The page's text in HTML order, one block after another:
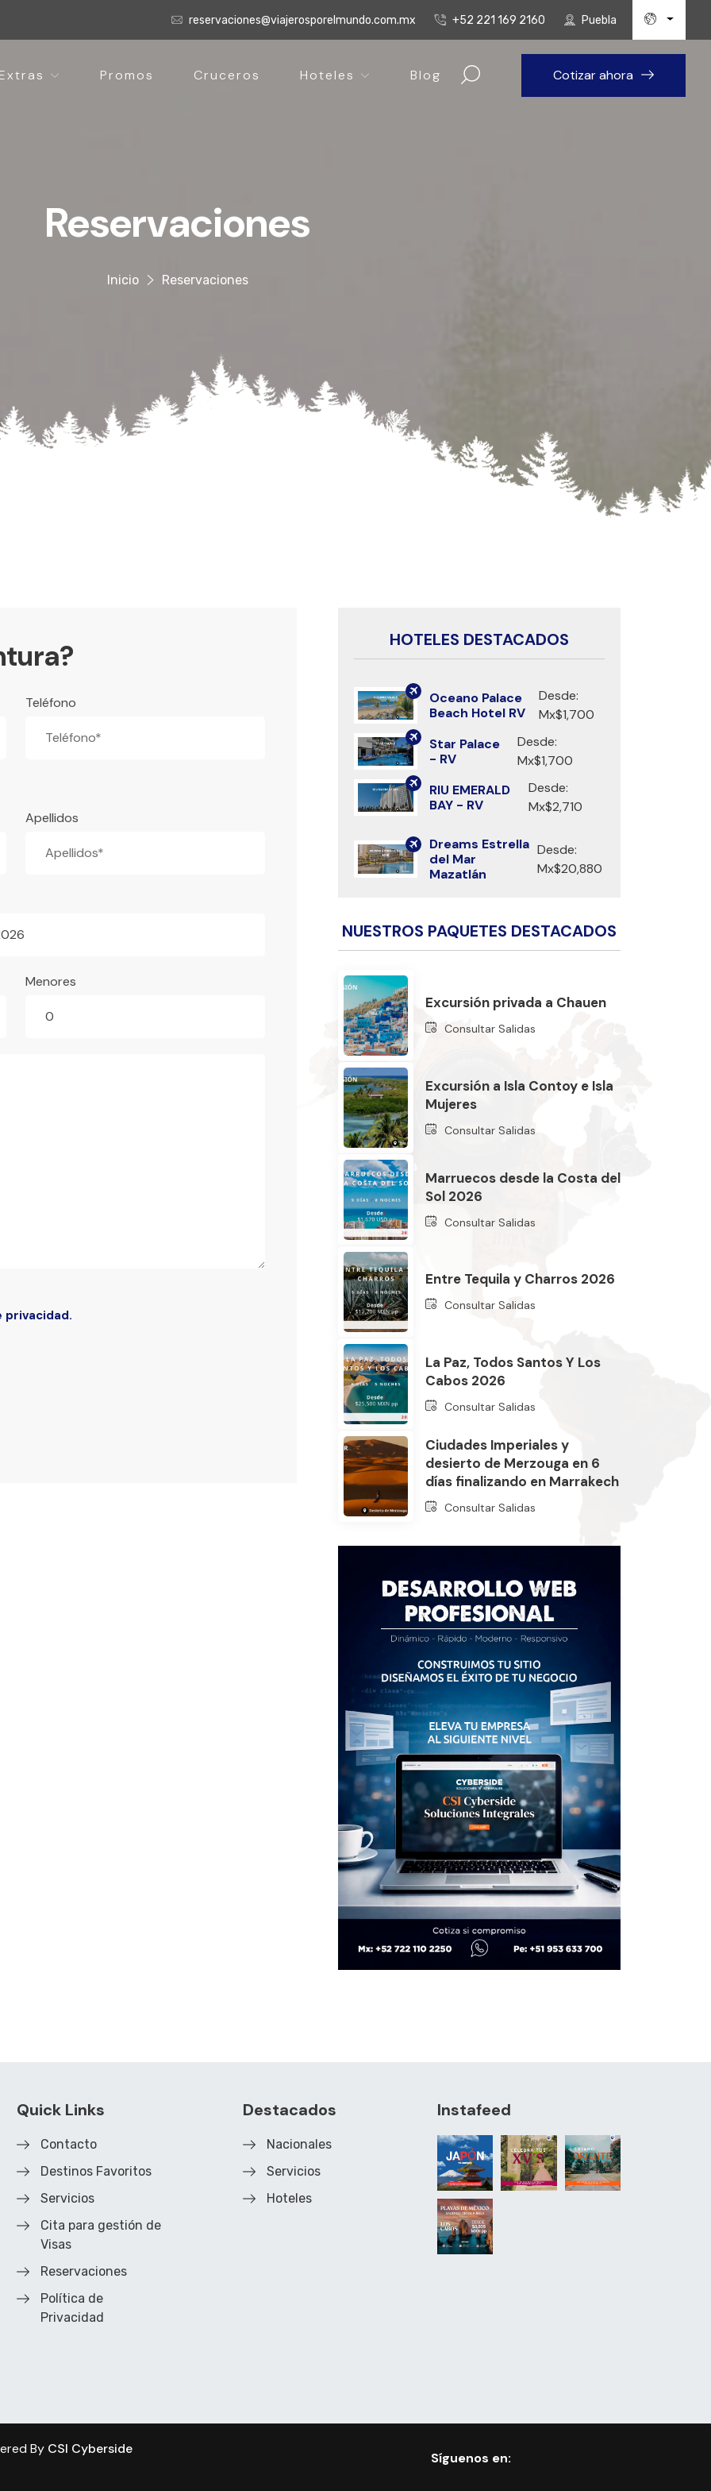
reservaciones@viajerosporelmundo.com.mx +52 221 169 2160 Puebla
Buscar
Extras Promos Cruceros Hoteles Blog Cotizar ahora
Reservaciones
Inicio Reservaciones
Teléfono
Apellidos
Menores
privacidad.
HOTELES DESTACADOS
Oceano Palace
Beach Hotel RV
Desde:
Mx$1,700
Star Palace
- RV
Desde:
Mx$1,700
RIU EMERALD
BAY - RV
Desde:
Mx$2,710
Dreams Estrella
del Mar
Mazatlán
Desde:
Mx$20,880
NUESTROS PAQUETES DESTACADOS
Excursión privada a Chauen
Consultar Salidas
Excursión a Isla Contoy e Isla
Mujeres
Consultar Salidas
Marruecos desde la Costa del
Sol 2026
Consultar Salidas
Entre Tequila y Charros 2026
Consultar Salidas
La Paz, Todos Santos Y Los
Cabos 2026
Consultar Salidas
Ciudades Imperiales y
desierto de Merzouga en 6
días finalizando en Marrakech
Consultar Salidas
Quick Links
Contacto
Destinos Favoritos
Servicios
Cita para gestión de
Visas
Reservaciones
Política de
Privacidad
Destacados
Nacionales
Servicios
Hoteles
Instafeed
By CSI Cyberside
Síguenos en: